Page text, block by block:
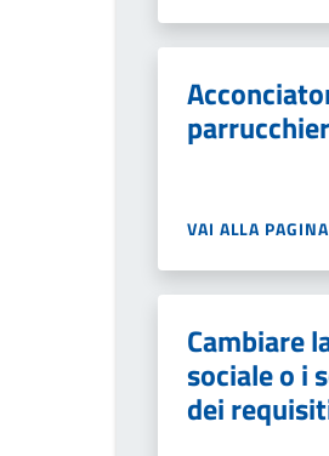
VAI ALLA PAGINA
Cambiare
sociale o i
dei